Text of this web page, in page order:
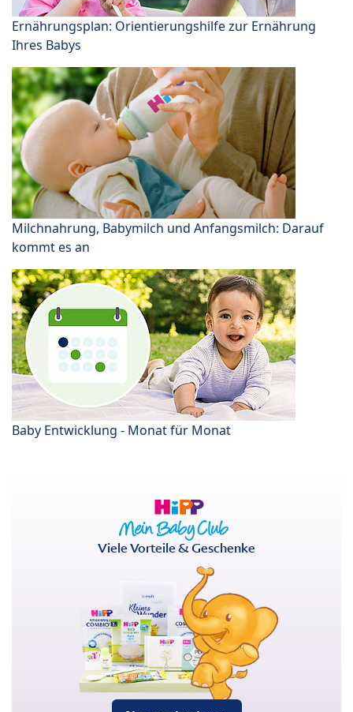
Ernährungsplan: Orientierungshilfe zur Ernährung
Ihres Babys
Milchnahrung, Babymilch und Anfangsmilch: Darauf
kommt es an
Baby Entwicklung - Monat für Monat
Viele Vorteile & Geschenke